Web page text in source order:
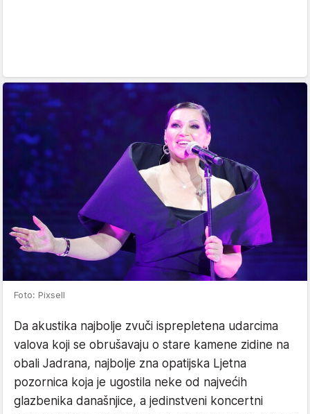
Foto: Pixsell
Da akustika najbolje zvuči isprepletena udarcima
valova koji se obrušavaju o stare kamene zidine na
obali Jadrana, najbolje zna opatijska Ljetna
pozornica koja je ugostila neke od najvećih
glazbenika današnjice, a jedinstveni koncertni